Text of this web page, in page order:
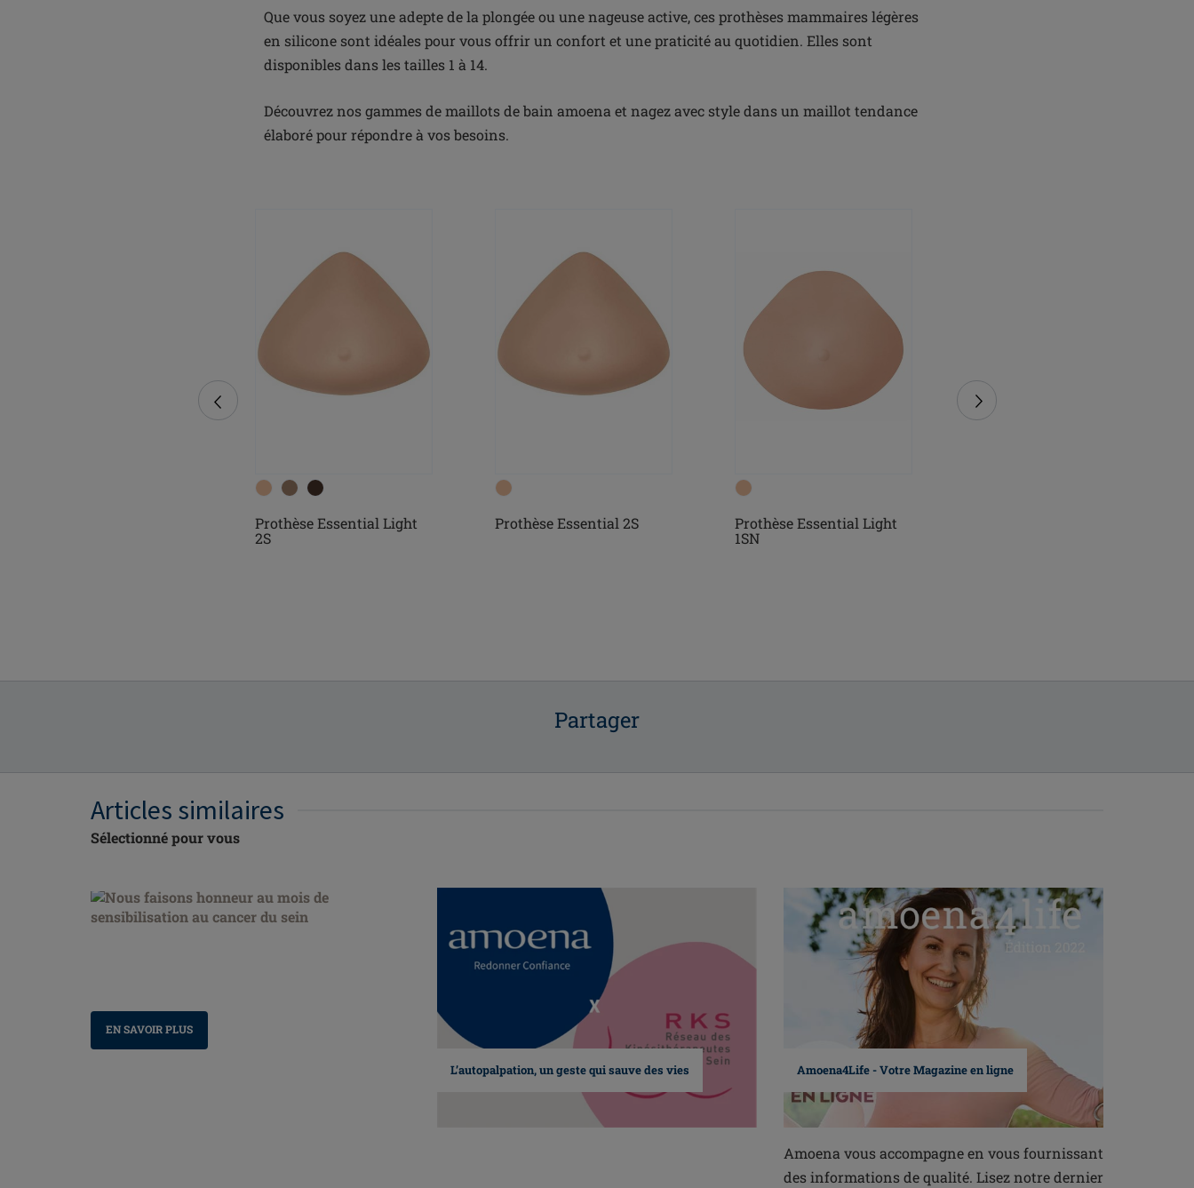
Que vous soyez une adepte de la plongée ou une nageuse active, ces prothèses mammaires légères
en silicone sont idéales pour vous offrir un confort et une praticité au quotidien. Elles sont
disponibles dans les tailles 1 à 14.
Découvrez nos gammes de maillots de bain amoena et nagez avec style dans un maillot tendance
élaboré pour répondre à vos besoins.
Prothèse Essential Light
2S
Prothèse Essential 2S
Prothèse Essential Light
1SN
Partager
Articles similaires
Sélectionné pour vous
Nous faisons honneur au mois de sensibilisation
EN SAVOIR PLUS
L’autopalpation, un geste qui sauve des vies Amoena4Life - Votre Magazine en ligne
Amoena vous accompagne en vous fournissant
des informations de qualité. Lisez notre dernier